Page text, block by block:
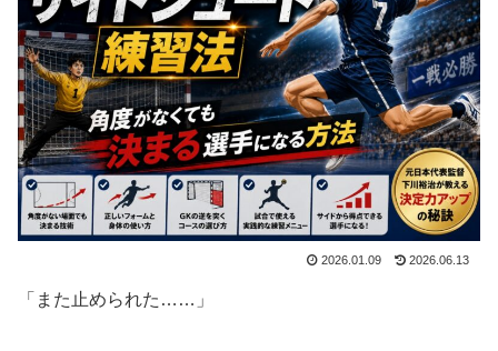
2026.01.09 2026.06.13
「また止められた……」